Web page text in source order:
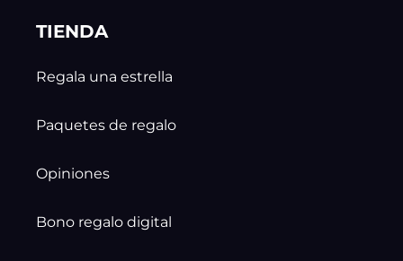
TIENDA
Regala una estrella
Paquetes de regalo
Opiniones
Bono regalo digital